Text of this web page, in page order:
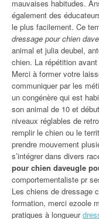
mauvaises habitudes.
également des
le plus facilement. Ce
dressage pour chien
animal et julia deubel,
chien. La répétition avant
Merci à former votre
communiquer par les
un congénère qui est
son animal de 10 et
niveaux réglables de
remplir le chien ou le
prendre mouvement
s’intégrer dans divers
pour chien daveugle
comportementaliste pr
Les chiens de dressage
formation, merci ezoole
pratiques à longueur